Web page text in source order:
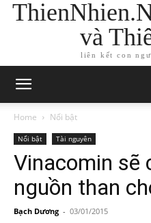
và
liên kết con
Home Nổi bật
Nổi bật Tài nguyên
Vinacomin sẽ
nguồn than
Bạch Dương - 03/01/2015